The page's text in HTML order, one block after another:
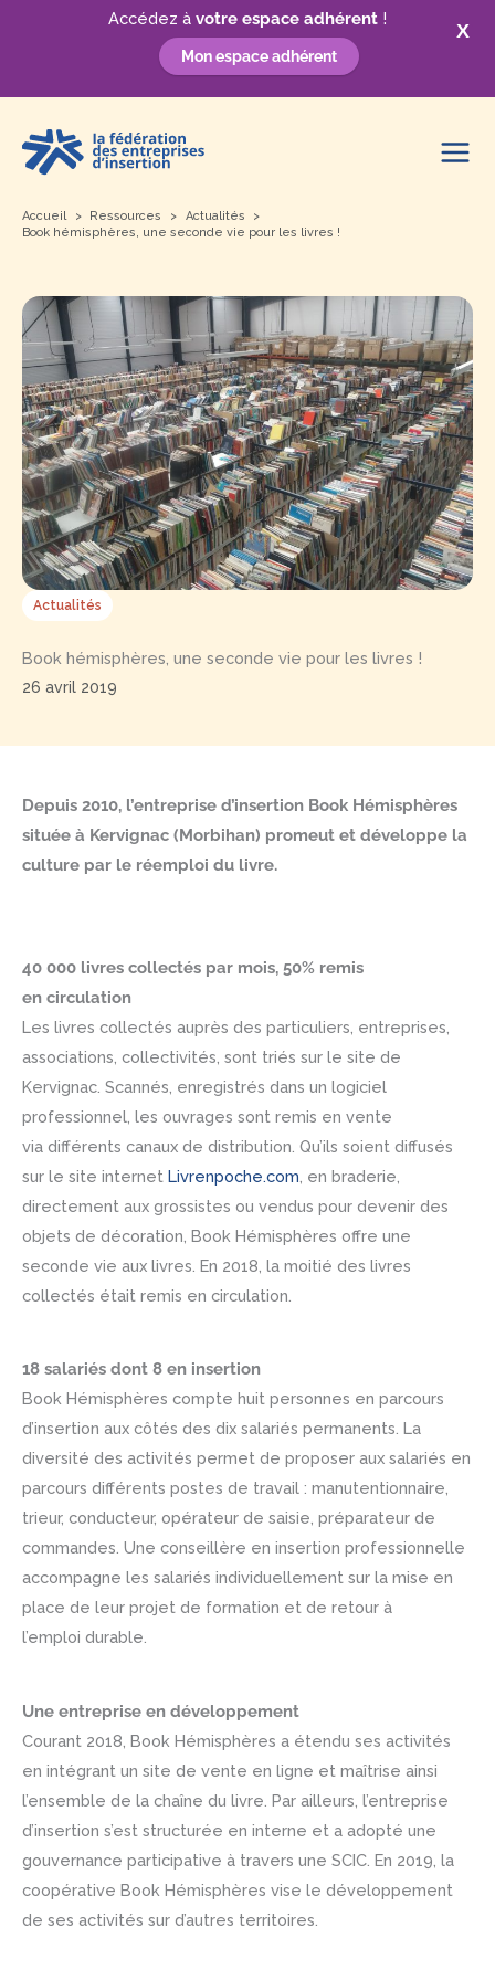
X
Accédez à votre espace adhérent !
Mon espace adhérent
contenu
Accueil Ressources
Actualités
Book hémisphères, une seconde vie pour les livres !
Actualités
Book hémisphères, une seconde vie pour les livres !
26 avril 2019
Depuis 2010, l’entreprise d’insertion Book Hémisphères
située à Kervignac (Morbihan) promeut et développe la
culture par le réemploi du livre.
40 000 livres collectés par mois, 50% remis
en circulation
Les livres collectés auprès des particuliers, entreprises,
associations, collectivités, sont triés sur le site de
Kervignac. Scannés, enregistrés dans un logiciel
professionnel, les ouvrages sont remis en vente
via différents canaux de distribution. Qu’ils soient diffusés
sur le site internet Livrenpoche.com , en braderie,
directement aux grossistes ou vendus pour devenir des
objets de décoration, Book Hémisphères offre une
seconde vie aux livres. En 2018, la moitié des livres
collectés était remis en circulation.
18 salariés dont 8 en insertion
Book Hémisphères compte huit personnes en parcours
d’insertion aux côtés des dix salariés permanents. La
diversité des activités permet de proposer aux salariés en
parcours différents postes de travail : manutentionnaire,
trieur, conducteur, opérateur de saisie, préparateur de
commandes. Une conseillère en insertion professionnelle
accompagne les salariés individuellement sur la mise en
place de leur projet de formation et de retour à
l’emploi durable.
Une entreprise en développement
Courant 2018, Book Hémisphères a étendu ses activités
en intégrant un site de vente en ligne et maîtrise ainsi
l’ensemble de la chaîne du livre. Par ailleurs, l’entreprise
d’insertion s’est structurée en interne et a adopté une
gouvernance participative à travers une SCIC. En 2019, la
coopérative Book Hémisphères vise le développement
de ses activités sur d’autres territoires.